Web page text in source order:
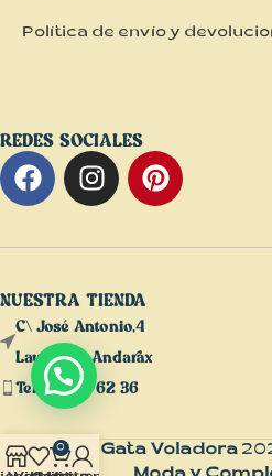
Política de envío y
REDES SOCIALES
NUESTRA TIENDA
C\ José Antonio,4
Laujar de Andarax
Tel: 610 47 62 36
La Gata Voladora
0